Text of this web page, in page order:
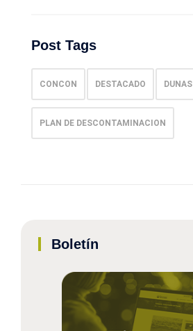
Post Tags
CONCON DESTACADO DUNAS
PLAN DE DESCONTAMINACION
Boletín